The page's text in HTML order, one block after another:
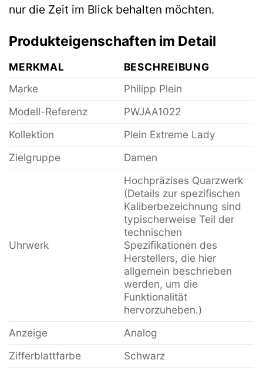
nur die Zeit im Blick behalten möchten.
Produkteigenschaften im Detail
MERKMAL
BESCHREIBUNG
Marke
Philipp Plein
Modell-Referenz
PWJAA1022
Kollektion
Plein Extreme Lady
Zielgruppe
Damen
Uhrwerk
Hochpräzises Quarzwerk
(Details zur spezifischen
Kaliberbezeichnung sind
typischerweise Teil der
technischen
Spezifikationen des
Herstellers, die hier
allgemein beschrieben
werden, um die
Funktionalität
hervorzuheben.)
Anzeige
Analog
Zifferblattfarbe
Schwarz